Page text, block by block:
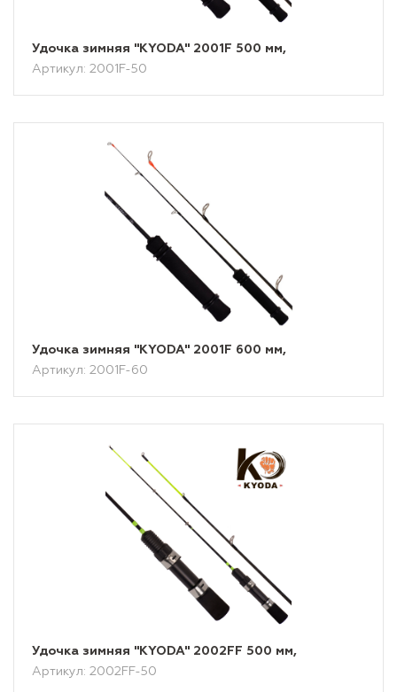
Удочка зимняя "KYODA" 2001F 500 мм,
Артикул: 2001F-50
Удочка зимняя "KYODA" 2001F 600 мм,
Артикул: 2001F-60
Удочка зимняя "KYODA" 2002FF 500 мм,
Артикул: 2002FF-50